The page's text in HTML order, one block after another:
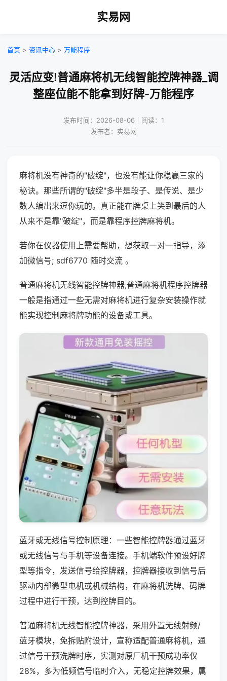
实易网
首页 > 资讯中心 > 万能程序
灵活应变!普通麻将机无线智能控牌神器_调
整座位能不能拿到好牌-万能程序
发布时间：2026-08-06｜阅读：1
发布者：实易网
麻将机没有神奇的"破绽"，也没有能让你稳赢三家的
秘诀。那些所谓的"破绽"多半是段子、是传说、是少
数人编出来逗你玩的。真正能在牌桌上笑到最后的人
从来不是靠"破绽"，而是靠程序控牌麻将机。
若你在仪器使用上需要帮助，想获取一对一指导，添
加微信号; sdf6770 随时交流 。
普通麻将机无线智能控牌神器;普通麻将机程序控牌器
一般是指通过一些无需对麻将机进行复杂安装操作就
能实现控制麻将牌功能的设备或工具。
蓝牙或无线信号控制原理：一些智能控牌器通过蓝牙
或无线信号与手机等设备连接。手机端软件预设好牌
型等指令，发送信号给控牌器，控牌器接收到信号后
驱动内部微型电机或机械结构，在麻将机洗牌、码牌
过程中进行干预，达到控牌目的。
普通麻将机无线智能控牌神器，采用外置无线射频/
蓝牙模块，免拆贴附设计，宣称适配普通麻将机，通
过信号干预洗牌时序，实测对原厂机干预成功率仅
28%，多为低频信号临时介入，无稳定控牌效果，属